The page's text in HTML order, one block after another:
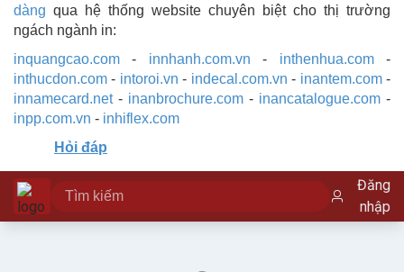
dàng qua hệ thống website chuyên biệt cho thị trường
ngách ngành in:
inquangcao.com - innhanh.com.vn - inthenhua.com-
inthucdon.com - intoroi.vn - indecal.com.vn - inantem.com-
innamecard.net- inanbrochure.com - inancatalogue.com -
inpp.com.vn - inhiflex.com
Hỏi đáp